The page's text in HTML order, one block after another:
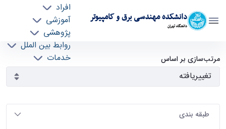
دانشکده مهندسی برق و کامپیوتر
دانشگاه تهران
افراد
آموزشی
پژوهشی
روابط بین الملل
خدمات
آرشیو اطلاعیه ها - ece- دانشکده مهندسی برق و
کامپیوتر
مرتب‌سازی بر اساس
طبقه بندی